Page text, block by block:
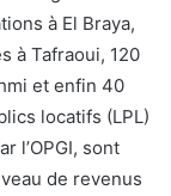
à El Braya,
à Tafraoui, 120
et enfin 40
locatifs (LPL)
l’OPGI, sont
de revenus